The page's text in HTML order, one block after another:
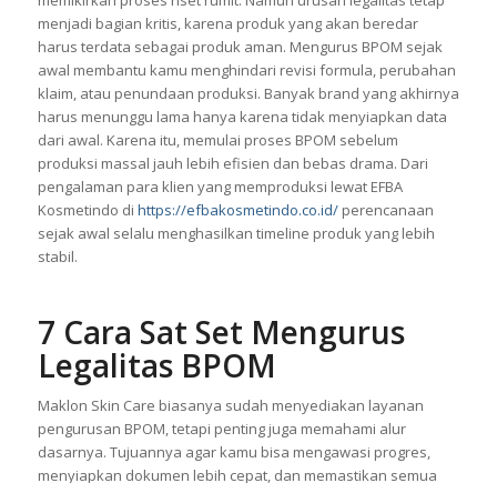
Maklon Skin Care memberikan kemudahan bagi pemilik brand
untuk fokus pada ide, konsep, dan pemasaran tanpa harus
memikirkan proses riset rumit. Namun urusan legalitas tetap
menjadi bagian kritis, karena produk yang akan beredar
harus terdata sebagai produk aman. Mengurus BPOM sejak
awal membantu kamu menghindari revisi formula, perubahan
klaim, atau penundaan produksi. Banyak brand yang akhirnya
harus menunggu lama hanya karena tidak menyiapkan data
dari awal. Karena itu, memulai proses BPOM sebelum
produksi massal jauh lebih efisien dan bebas drama. Dari
pengalaman para klien yang memproduksi lewat EFBA
stabil.
7 Cara Sat Set Mengurus
Legalitas BPOM
Maklon Skin Care biasanya sudah menyediakan layanan